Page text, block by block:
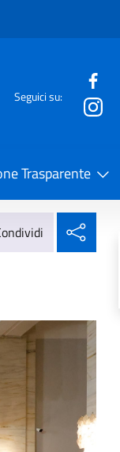
Seguici su:
Trasparente